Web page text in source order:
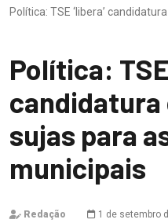
Política: TSE ‘libera’
Política: TSE
candidatura
sujas para
municipais
Redação 1 de setembro